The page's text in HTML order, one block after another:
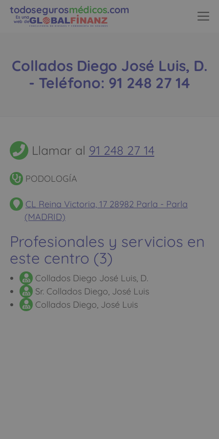
todosegurosmédicos.com
Es una
web de
Collados Diego José Luis, D.
- Teléfono: 91 248 27 14
Llamar al 91 248 27 14
PODOLOGÍA
CL Reina Victoria, 17 28982 Parla - Parla
(MADRID)
Profesionales y servicios en
este centro (3)
Collados Diego José Luis, D.
Sr. Collados Diego, José Luis
Collados Diego, José Luis